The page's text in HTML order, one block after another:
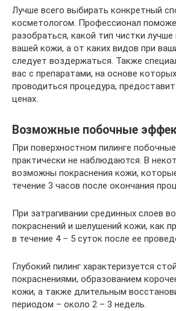
Лучше всего выбирать конкретный
косметологом. Профессионал
разобраться, какой тип чистки
вашей кожи, а от каких видов при
следует воздержаться. Также
вас с препаратами, на основе
проводиться процедура,
ценах.
Возможные побочные
При поверхностном пилинге
практически не наблюдаются. В
возможны покраснения кожи,
течение 3 часов после окончания
При затрагивании срединных слоев
покраснений и шелушений кожи, как
в течение 4 – 5 суток после ее
Глубокий пилинг характеризуется
покраснениями, образованием
кожи, а также длительным
периодом – около 2 – 3 недель.